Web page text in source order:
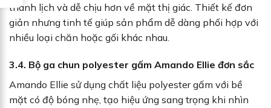
thanh lịch và dễ chịu hơn về mặt thị giác. Thiết kế đơn
giản nhưng tinh tế giúp sản phẩm dễ dàng phối hợp với
nhiều loại chăn hoặc gối khác nhau.
3.4. Bộ ga chun polyester gấm Amando Ellie đơn sắc
Amando Ellie sử dụng chất liệu polyester gấm với bề
mặt có độ bóng nhẹ, tạo hiệu ứng sang trọng khi nhìn